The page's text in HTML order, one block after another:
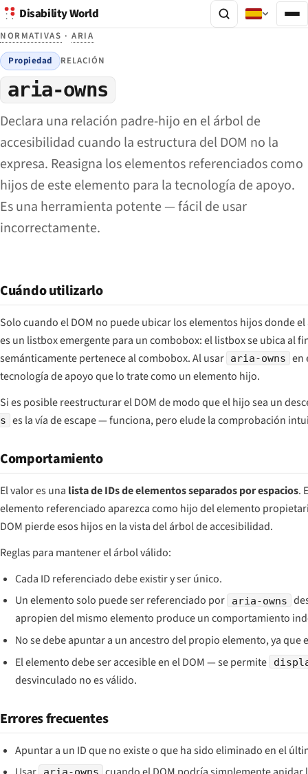
Disability World
NORMATIVAS ·ARIA
Propiedad RELACIÓN
aria-owns
Declara una relación padre-hijo en el árbol de
accesibilidad cuando la estructura del DOM no la
expresa. Reasigna los elementos referenciados como
hijos de este elemento para la tecnología de apoyo.
Es una herramienta potente — fácil de usar
incorrectamente.
Cuándo utilizarlo
Solo cuando el DOM no puede ubicar los elementos hijos donde
es un listbox emergente para un combobox: el listbox se ubica al
semánticamente pertenece al combobox. Al usar aria-owns en
tecnología de apoyo que lo trate como un elemento hijo.
Si es posible reestructurar el DOM de modo que el hijo sea un
s es la vía de escape — funciona, pero elude la comprobación
Comportamiento
El valor es una lista de IDs de elementos separados por espacios.
elemento referenciado aparezca como hijo del elemento
DOM pierde esos hijos en la vista del árbol de accesibilidad.
Reglas para mantener el árbol válido:
Cada ID referenciado debe existir y ser único.
Un elemento solo puede ser referenciado por
aria-owns
apropien del mismo elemento produce un comportamiento
No se debe apuntar a un ancestro del propio elemento, ya que
El elemento debe ser accesible en el DOM — se permite
desvinculado no es válido.
Errores frecuentes
Apuntar a un ID que no existe o que ha sido eliminado en el